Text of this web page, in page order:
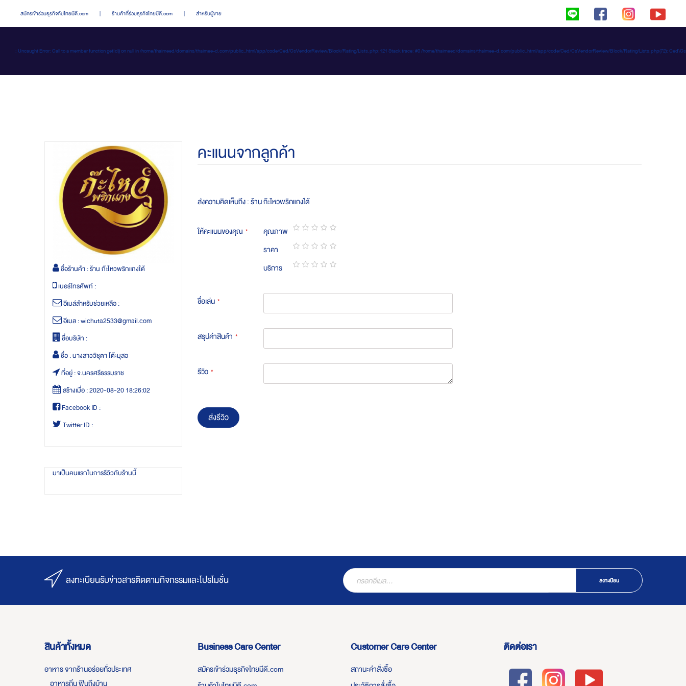
สมัครเข้าร่วมธุรกิจกับไทยมีดี.com | ร้านค้าที่ร่วมธุรกิจไทยมีดี.com | สำหรับผู้ขาย
: Uncaught Error: Call to a member function getId() on null in /home/thaimeed/domains/thaimee-d.com/public_html/app/code/Ced/CsVendorReview/Block/Rating/Lists.php:121 Stack trace: #0 /home/thaimeed/domains/thaimee-d.com/public_html/app/code/Ced/CsVendorReview/Block/Rating/Lists.php(72):
ชื่อร้านค้า :ร้าน ก๊ะไหวพริกแกงใต้
เบอร์โทรศัพท์ :
อีเมล์สำหรับช่วยเหลือ :
อีเมล :wichuta2533@gmail.com
ชื่อบริษัท :
ชื่อ :นางสาววิชุตา โต๊ะมุสอ
ที่อยู่ :จ.นครศรีธรรมราช
สร้างเมื่อ :2020-08-20 18:26:02
Facebook ID :
Twitter ID :
มาเป็นคนแรกในการรีวิวกับร้านนี้
คะแนนจากลูกค้า
ส่งความคิดเห็นถึง : ร้าน ก๊ะไหวพริกแกงใต้
ให้คะแนนของคุณ คุณภาพ
1
star
2
stars
3
stars
4
stars
5
stars
ราคา
1
star
2
stars
3
stars
4
stars
5
stars
บริการ
ชื่อเล่น
สรุปค่าสินค้า
รีวิว
ส่งรีวิว
ลงทะเบียนรับข่าวสารติดตามกิจกรรมและโปรโมชั่น ลงทะเบียน
สินค้าทั้งหมด
อาหาร จากร้านอร่อยทั่วประเทศ
อาหารถิ่น ฟินถึงบ้าน
Business Care Center
สมัครเข้าร่วมธุรกิจไทยมีดี.com
Customer Care Center
สถานะคำสั่งซื้อ
ติดต่อเรา